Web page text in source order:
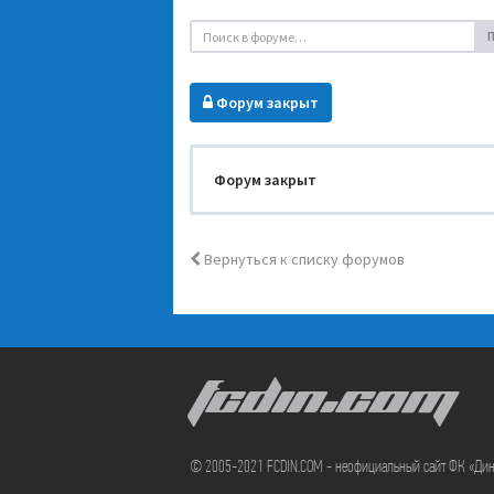
Форум закрыт
Форум закрыт
Вернуться к списку форумов
FCDIN.COM
© 2005-2021 FCDIN.COM - неофициальный сайт ФК